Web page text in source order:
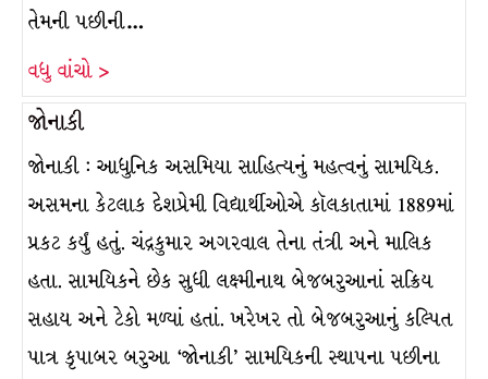
તેમની પછીની…
વધુ વાંચો >
જોનાકી
જોનાકી : આધુનિક અસમિયા સાહિત્યનું મહત્વનું સામયિક.
અસમના કેટલાક દેશપ્રેમી વિદ્યાર્થીઓએ કૉલકાતામાં 1889માં
પ્રકટ કર્યું હતું. ચંદ્રકુમાર અગરવાલ તેના તંત્રી અને માલિક
હતા. સામયિકને છેક સુધી લક્ષ્મીનાથ બેજબરુઆનાં સક્રિય
સહાય અને ટેકો મળ્યાં હતાં. ખરેખર તો બેજબરુઆનું કલ્પિત
પાત્ર કૃપાબર બરુઆ ‘જોનાકી’ સામયિકની સ્થાપના પછીના